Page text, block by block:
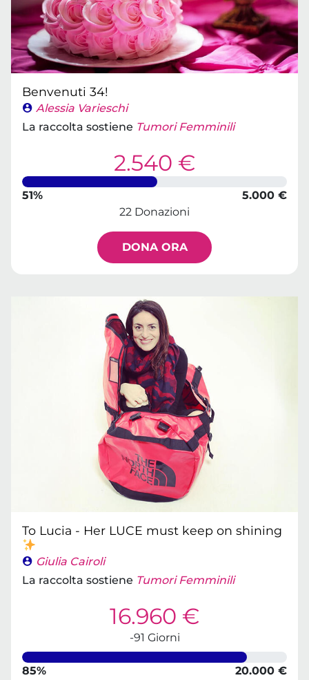
Benvenuti 34!
Alessia Varieschi
La raccolta sostiene Tumori Femminili
2.540 €
51%
5.000 €
22 Donazioni
DONA ORA
To Lucia - Her LUCE must keep on shining
Giulia Cairoli
La raccolta sostiene Tumori Femminili
16.960 €
-91 Giorni
85%
20.000 €